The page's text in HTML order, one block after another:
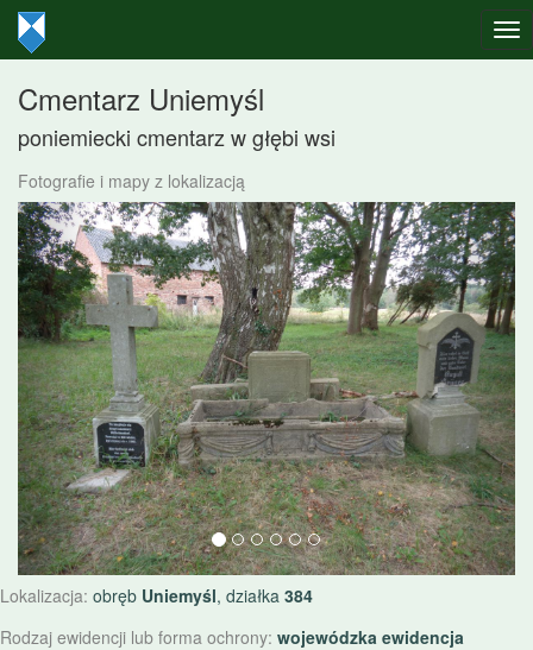
Cmentarz Uniemyśl
poniemiecki cmentarz w głębi wsi
Fotografie i mapy z lokalizacją
Poprzednie
Lokalizacja: obręb Uniemyśl, działka 384
Rodzaj ewidencji lub forma ochrony: wojewódzka ewidencja